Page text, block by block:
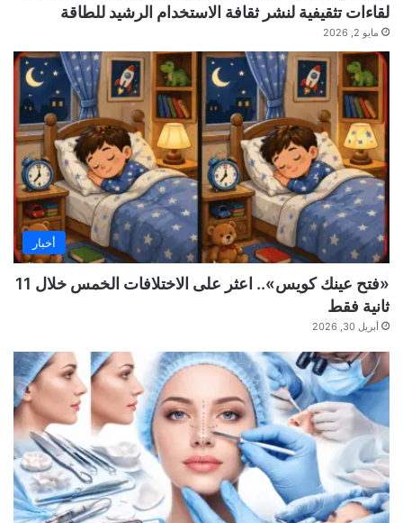
لقاءات تثقيفية لنشر ثقافة الاستخدام الرشيد للطاقة
مايو 2, 2026
أخبار
«فتح عينك كويس».. اعثر على الاختلافات الخمس خلال 11
ثانية فقط
أبريل 30, 2026